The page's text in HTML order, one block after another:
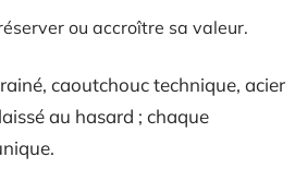
ou accroître sa valeur.
caoutchouc technique, acier
au hasard ; chaque